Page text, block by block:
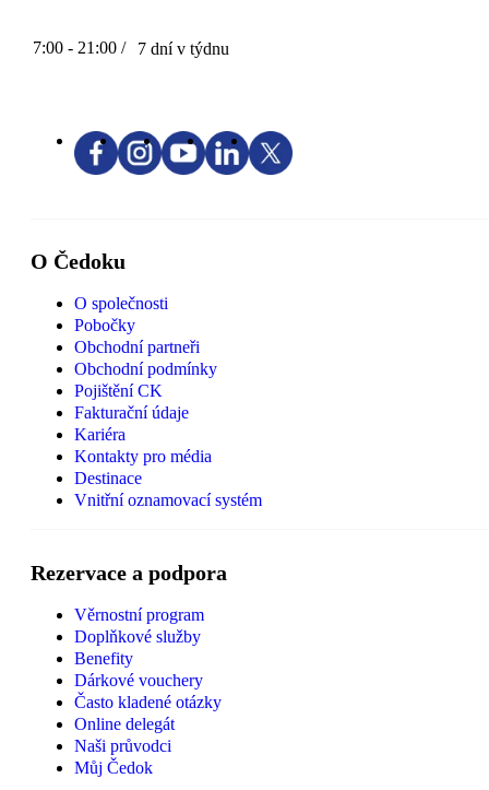
7:00 - 21:00 / 7 dní v týdnu
O Čedoku
O společnosti
Pobočky
Obchodní partneři
Obchodní podmínky
Pojištění CK
Fakturační údaje
Kariéra
Kontakty pro média
Destinace
Vnitřní oznamovací systém
Rezervace a podpora
Věrnostní program
Doplňkové služby
Benefity
Dárkové vouchery
Často kladené otázky
Online delegát
Naši průvodci
Můj Čedok